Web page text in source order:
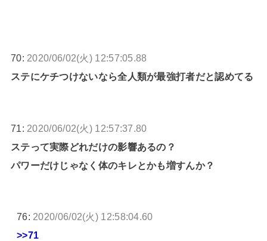
70: 2020/06/02(火) 12:57:05.88
ステにケチつけないなら全人類が最強打者だと認めてる
71: 2020/06/02(火) 12:57:37.80
ステって実際どれだけの影響あるの？
パワーだけじゃなく体のキレとかも増すんか？
76: 2020/06/02(火) 12:58:04.60
>>71